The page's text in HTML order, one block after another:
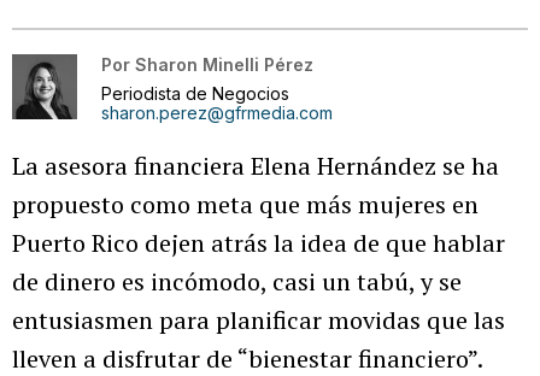
Por Sharon Minelli Pérez
Periodista de Negocios
sharon.perez@gfrmedia.com
La asesora financiera Elena Hernández se ha
propuesto como meta que más mujeres en
Puerto Rico dejen atrás la idea de que hablar
de dinero es incómodo, casi un tabú, y se
entusiasmen para planificar movidas que las
lleven a disfrutar de “bienestar financiero”.